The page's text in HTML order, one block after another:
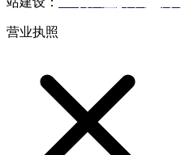
营业执照